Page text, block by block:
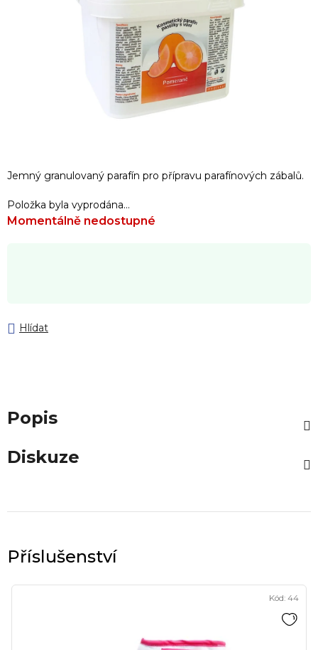
Jemný granulovaný parafín pro přípravu parafínových zábalů.
Položka byla vyprodána…
Momentálně nedostupné
Hlídat
Popis
Diskuze
Kód: 44